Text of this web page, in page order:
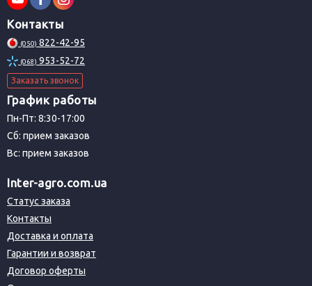
Контакты
(050) 822-42-95
(068) 953-52-72
Заказать звонок
График работы
Пн-Пт: 8:30-17:00
Сб: прием заказов
Вс: прием заказов
Inter-agro.com.ua
Статус заказа
Контакты
Доставка и оплата
Гарантии и возврат
Договор оферты